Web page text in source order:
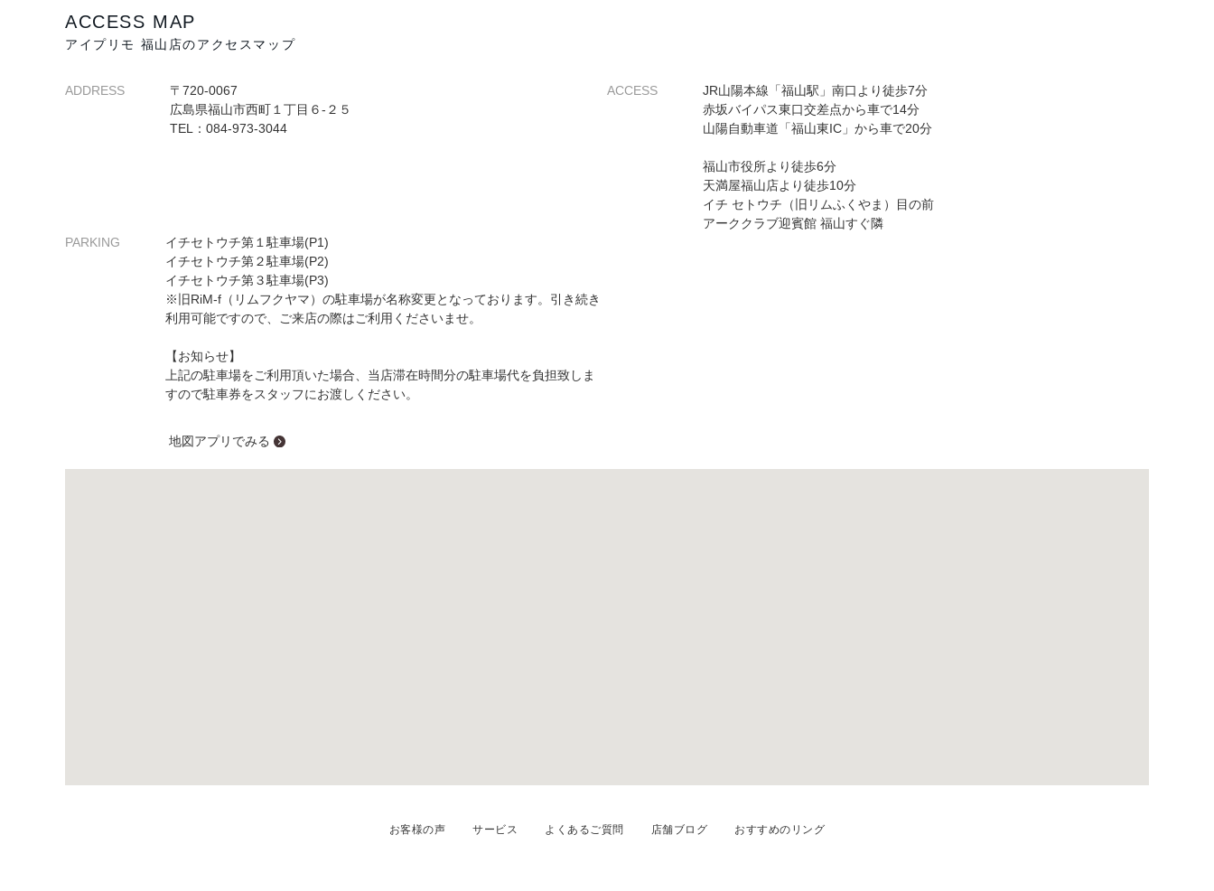
ACCESS MAP
アイプリモ 福山店のアクセスマップ
ADDRESS
〒720-0067
広島県福山市西町１丁目６-２５
TEL：084-973-3044
ACCESS
JR山陽本線「福山駅」南口より徒歩7分
赤坂バイパス東口交差点から車で14分
山陽自動車道「福山東IC」から車で20分
福山市役所より徒歩6分
天満屋福山店より徒歩10分
イチ セトウチ（旧リムふくやま）目の前
アーククラブ迎賓館 福山すぐ隣
PARKING
イチセトウチ第１駐車場(P1)
イチセトウチ第２駐車場(P2)
イチセトウチ第３駐車場(P3)
※旧RiM-f（リムフクヤマ）の駐車場が名称変更となっております。引き続き
利用可能ですので、ご来店の際はご利用くださいませ。
【お知らせ】
上記の駐車場をご利用頂いた場合、当店滞在時間分の駐車場代を負担致しま
すので駐車券をスタッフにお渡しください。
地図アプリでみる
お客様の声 サービス よくあるご質問 店舗ブログ おすすめのリング